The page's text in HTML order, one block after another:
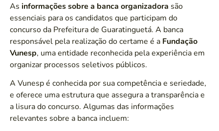
As informações sobre a banca organizadora são
essenciais para os candidatos que participam do
concurso da Prefeitura de Guaratinguetá. A banca
responsável pela realização do certame é a Fundação
Vunesp, uma entidade reconhecida pela experiência em
organizar processos seletivos públicos.
A Vunesp é conhecida por sua competência e seriedade,
e oferece uma estrutura que assegura a transparência e
a lisura do concurso. Algumas das informações
relevantes sobre a banca incluem: